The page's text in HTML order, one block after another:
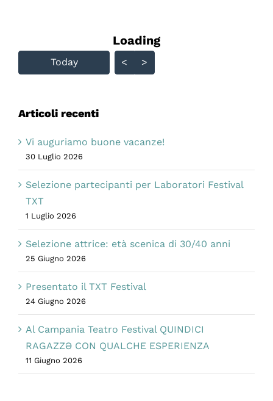
Skip Calendar
Loading - current view is
Loading
Today < >
Articoli recenti
Vi auguriamo buone vacanze!
30 Luglio 2026
Selezione partecipanti per Laboratori Festival
TXT
1 Luglio 2026
Selezione attrice: età scenica di 30/40 anni
25 Giugno 2026
Presentato il TXT Festival
24 Giugno 2026
Al Campania Teatro Festival QUINDICI
RAGAZZƏ CON QUALCHE ESPERIENZA
11 Giugno 2026